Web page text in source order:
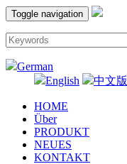
Toggle navigation
German
English
中文版
HOME
Über
PRODUKT
NEUES
KONTAKT